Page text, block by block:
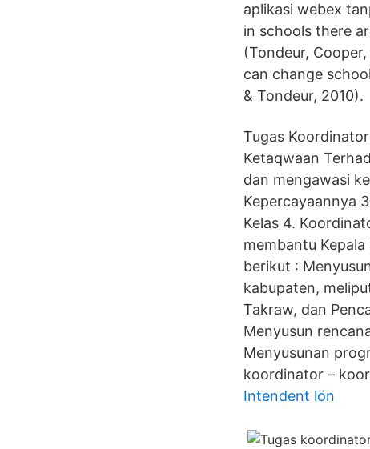
aplikasi webex
in schools there
(Tondeur,
can change
& Tondeur, 2010).
Tugas
Ketaqwaan
dan mengawasi
Kepercayaannya
Kelas 4.
membantu
berikut :
kabupaten,
Takraw, dan
Menyusun
Menyusunan
koordinator –
Intendent lön